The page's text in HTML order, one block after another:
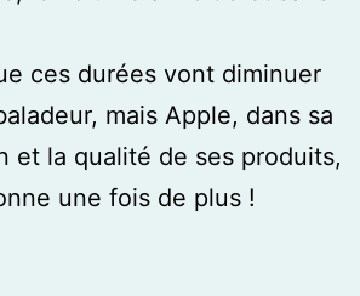
ces durées vont diminuer
mais Apple, dans sa
et la qualité de ses produits,
une fois de plus !